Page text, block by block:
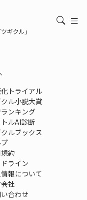
ギクル」
トライアル
ル小説大賞
ンキング
ルAI診断
ルブックス
約
ライン
報について
社
合わせ